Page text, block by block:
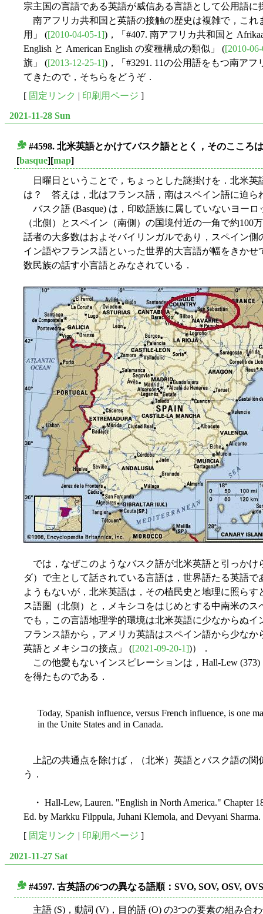
宗主国の言語である英語が威信ある言語として公用語に
南アフリカ共和国と英語の接触の歴史は複雑で，これ
用」 ([2010-04-05-1])，「#407. 南アフリカ共和国と
English と American English の変種構成の類似」 ([2010-
旗」 ([2013-12-25-1])，「#3291. 11の公用語をもつ南アフ
てきたので，そちらをどうぞ．
[ 固定リンク | 印刷用ページ ]
2021-11-28 Sun
#4598. 北米英語とかけてバスク語ととく，そのこころ
[basque][map]
日曜日ということで，ちょっとした謎掛けを．北米英
は？ 答えは，北はフランス語，南はスペイン語に迫ら
バスク語 (Basque) は，印欧語族に属していないヨー
（北側）とスペイン（南側）の国境付近の一角で約100
話者の大多数はおよそバイリンガルであり，スペイン
イン語やフランス語といった世界的大言語が幅をきか
数民族の話す小言語とみなされている．
では，なぜこのようなバスク語が北米英語と引っかけ
ダ）で主として話されている言語は，世界語たる英語
ようもないが，北米英語は，その植民史と地理に照ら
ス語圏（北側）と，メキシコをはじめとする中南米の
でも，この言語地理学的環境は北米英語に少なからぬ
フランス語から，アメリカ英語はスペイン語から少なか
英語とメキシコの接点」 ([2021-09-20-1])）．
この他愛もないインスピレーションは，Hall-Lew
を得たものである．
Today, Spanish influence, versus French influence, is one
in the Unite States and in Canada.
上記の共通点を除けば，（北米）英語とバスク語の関
う．
・ Hall-Lew, Lauren. "English in North America." Chapter
Ed. by Markku Filppula, Juhani Klemola, and Devyani
[ 固定リンク | 印刷用ページ ]
2021-11-27 Sat
#4597. 古英語の6つの異なる語順：SVO, SOV, OSV,
主語 (S)，動詞 (V)，目的語 (O) の3つの要素の組み合